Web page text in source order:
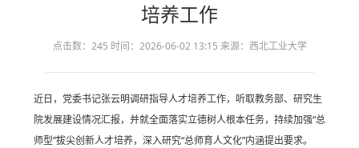
培养工作
点击数：245 时间：2026-06-02 13:15 来源：西北工业大学
近日，党委书记张云明调研指导人才培养工作，听取教务部、研究生
院发展建设情况汇报，并就全面落实立德树人根本任务，持续加强“总
师型”拔尖创新人才培养，深入研究“总师育人文化”内涵提出要求。